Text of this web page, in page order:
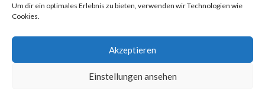
Um dir ein optimales Erlebnis zu bieten, verwenden wir Technologien wie
Cookies.
Akzeptieren
Einstellungen ansehen
Philippa Perry: Das Buch, von dem du dir wünschst, deine
Elena Ferrante: An den Rändern - Schreiblust Leselust
Elena Ferrante: Die Geschichte des verlorenen Kindes